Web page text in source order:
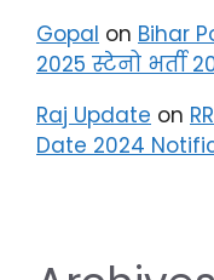
Gopal on Bihar
2025 स्टेनो भर्ती
Raj Update on
Date 2024